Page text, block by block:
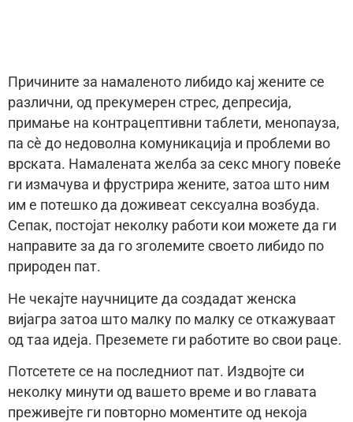
Причините за намаленото либидо кај жените се
различни, од прекумерен стрес, депресија,
примање на контрацептивни таблети, менопауза,
па сè до недоволна комуникација и проблеми во
врската. Намалената желба за секс многу повеќе
ги измачува и фрустрира жените, затоа што ним
им е потешко да доживеат сексуална возбуда.
Сепак, постојат неколку работи кои можете да ги
направите за да го зголемите своето либидо по
природен пат.
Не чекајте научниците да создадат женска
вијагра затоа што малку по малку се откажуваат
од таа идеја. Преземете ги работите во свои раце.
Потсетете се на последниот пат. Издвојте си
неколку минути од вашето време и во главата
преживејте ги повторно моментите од некоја